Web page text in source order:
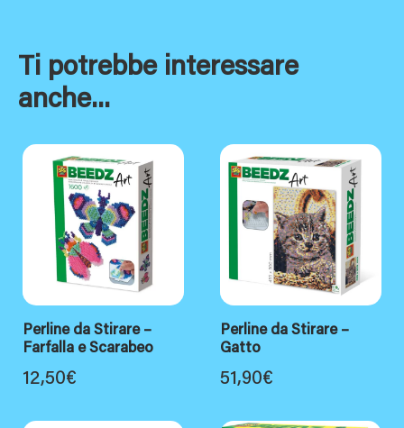
Ti potrebbe interessare
anche...
Perline da Stirare –
Farfalla e Scarabeo
12,50€
Perline da Stirare –
Gatto
51,90€